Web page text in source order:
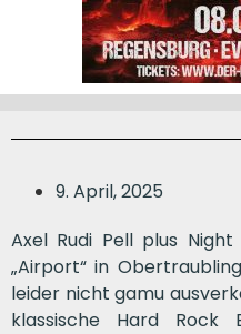
9. April, 2025
Axel Rudi Pell plus
„Airport“ in
leider nicht gamu
klassische Hard